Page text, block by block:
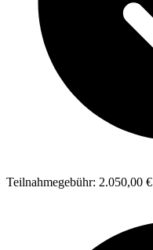
Teilnahmegebühr: 2.050,00 €